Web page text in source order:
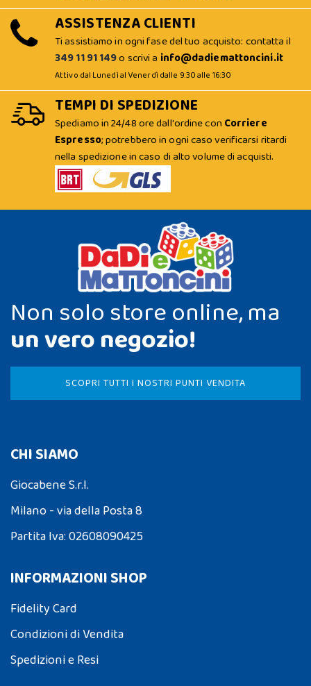
ASSISTENZA CLIENTI
Ti assistiamo in ogni fase del tuo acquisto: contatta il
349 11 91 149o scrivi a info@dadiemattoncini.it
Attivo dal Lunedì al Venerdì dalle 9:30 alle 16:30
TEMPI DI SPEDIZIONE
Spediamo in 24/48 ore dall'ordine con Corriere
Espresso; potrebbero in ogni caso verificarsi ritardi
nella spedizione in caso di alto volume di acquisti.
Non solo store online, ma
un vero negozio!
SCOPRI TUTTI I NOSTRI PUNTI VENDITA
CHI SIAMO
Giocabene S.r.l.
Milano - via della Posta 8
Partita Iva: 02608090425
INFORMAZIONI SHOP
Fidelity Card
Condizioni di Vendita
Spedizioni e Resi